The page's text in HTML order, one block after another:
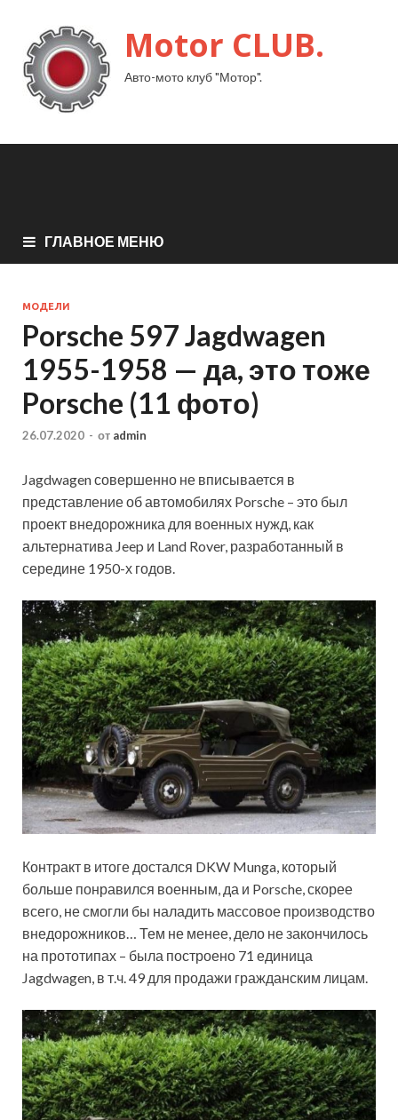
Motor CLUB.
Авто-мото клуб "Мотор".
ГЛАВНОЕ МЕНЮ
МОДЕЛИ
Porsche 597 Jagdwagen
1955-1958 — да, это тоже
Porsche (11 фото)
26.07.2020 - от admin
Jagdwagen совершенно не вписывается в
представление об автомобилях Porsche – это был
проект внедорожника для военных нужд, как
альтернатива Jeep и Land Rover, разработанный в
середине 1950-х годов.
Контракт в итоге достался DKW Munga, который
больше понравился военным, да и Porsche, скорее
всего, не смогли бы наладить массовое производство
внедорожников… Тем не менее, дело не закончилось
на прототипах – была построено 71 единица
Jagdwagen, в т.ч. 49 для продажи гражданским лицам.